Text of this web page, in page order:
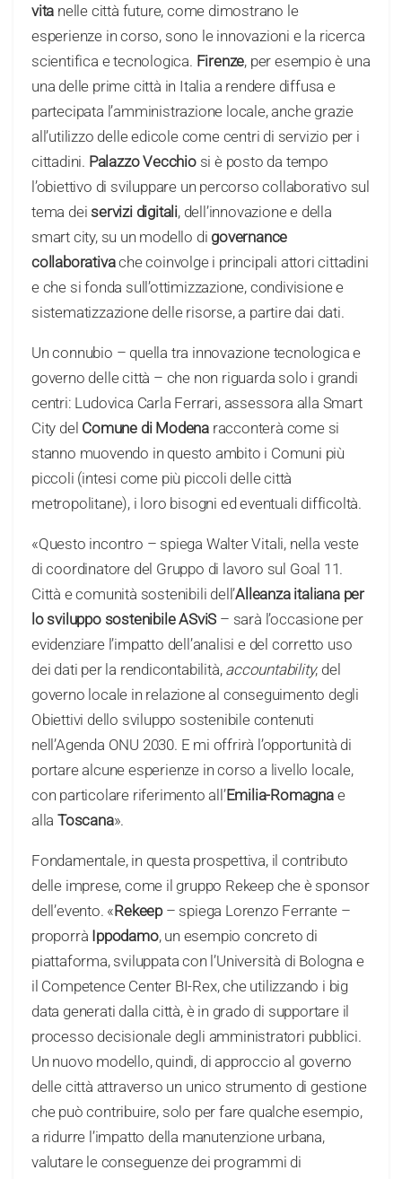
vita nelle città future, come dimostrano le
esperienze in corso, sono le innovazioni e la ricerca
scientifica e tecnologica. Firenze, per esempio è una
una delle prime città in Italia a rendere diffusa e
partecipata l’amministrazione locale, anche grazie
all’utilizzo delle edicole come centri di servizio per i
cittadini. Palazzo Vecchiosi è posto da tempo
l’obiettivo di sviluppare un percorso collaborativo sul
tema dei servizi digitali, dell’innovazione e della
smart city, su un modello di governance
collaborativache coinvolge i principali attori cittadini
e che si fonda sull’ottimizzazione, condivisione e
sistematizzazione delle risorse, a partire dai dati.
Un connubio – quella tra innovazione tecnologica e
governo delle città – che non riguarda solo i grandi
centri: Ludovica Carla Ferrari, assessora alla Smart
City del Comune di Modena racconterà come si
stanno muovendo in questo ambito i Comuni più
piccoli (intesi come più piccoli delle città
metropolitane), i loro bisogni ed eventuali difficoltà.
«Questo incontro – spiega Walter Vitali, nella veste
di coordinatore del Gruppo di lavoro sul Goal 11.
Città e comunità sostenibili dell’Alleanza italiana per
lo sviluppo sostenibile ASviS – sarà l’occasione per
evidenziare l’impatto dell’analisi e del corretto uso
dei dati per la rendicontabilità, accountability, del
governo locale in relazione al conseguimento degli
Obiettivi dello sviluppo sostenibile contenuti
nell’Agenda ONU 2030. E mi offrirà l’opportunità di
portare alcune esperienze in corso a livello locale,
con particolare riferimento all’Emilia-Romagnae
alla Toscana».
Fondamentale, in questa prospettiva, il contributo
delle imprese, come il gruppo Rekeep che è sponsor
dell’evento. «Rekeep– spiega Lorenzo Ferrante –
proporrà Ippodamo, un esempio concreto di
piattaforma, sviluppata con l’Università di Bologna e
il Competence Center BI-Rex, che utilizzando i big
data generati dalla città, è in grado di supportare il
processo decisionale degli amministratori pubblici.
Un nuovo modello, quindi, di approccio al governo
delle città attraverso un unico strumento di gestione
che può contribuire, solo per fare qualche esempio,
a ridurre l’impatto della manutenzione urbana,
valutare le conseguenze dei programmi di